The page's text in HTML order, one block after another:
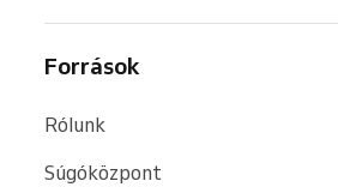
Források
Rólunk
Súgóközpont